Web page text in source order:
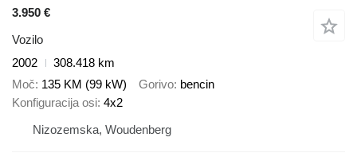
3.950 €
Vozilo
2002
308.418 km
Moč 135 KM (99 kW) Gorivo bencin
Konfiguracija osi 4x2
Nizozemska, Woudenberg